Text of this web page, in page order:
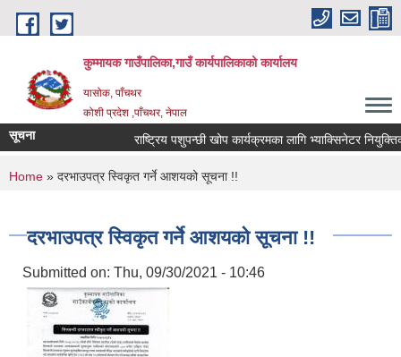
Skip to main content
कुम्मायक गाउँपालिका,गाउँ कार्यपालिकाको कार्यालय
यासोक, पाँचथर
कोशी प्रदेश ,पाँचथर, नेपाल
सूचना राष्ट्रिय पशुपन्छी खोप कार्यक्रमका लागि भ्याक्सिनेटर
You are here
Home » दरभाउपत्र स्विकृत गर्ने आशयको सूचना !!
दरभाउपत्र स्विकृत गर्ने आशयको सूचना !!
Submitted on: Thu, 09/30/2021 - 10:46